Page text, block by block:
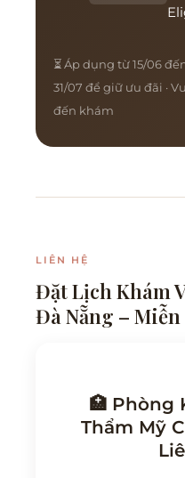
⏳ Áp dụng từ 15/06
31/07 để giữ ưu đãi ·
đến khám
LIÊN HỆ
Đặt Lịch Khám
Đà Nẵng – Miễn
🏥 Phòng
Thẩm Mỹ